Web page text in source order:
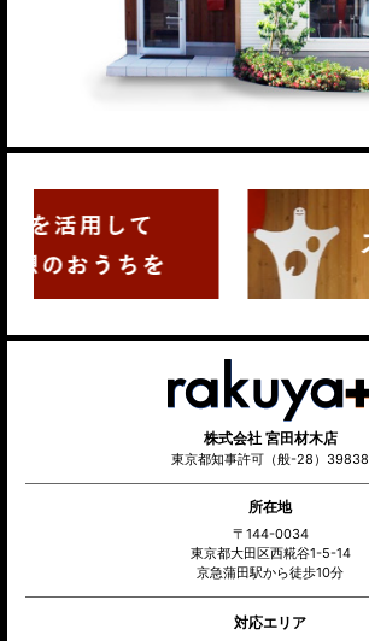
株式会社 宮田材木店
東京都知事許可（般-28）39838
所在地
〒144-0034
東京都大田区西糀谷1-5-14
京急蒲田駅から徒歩10分
対応エリア